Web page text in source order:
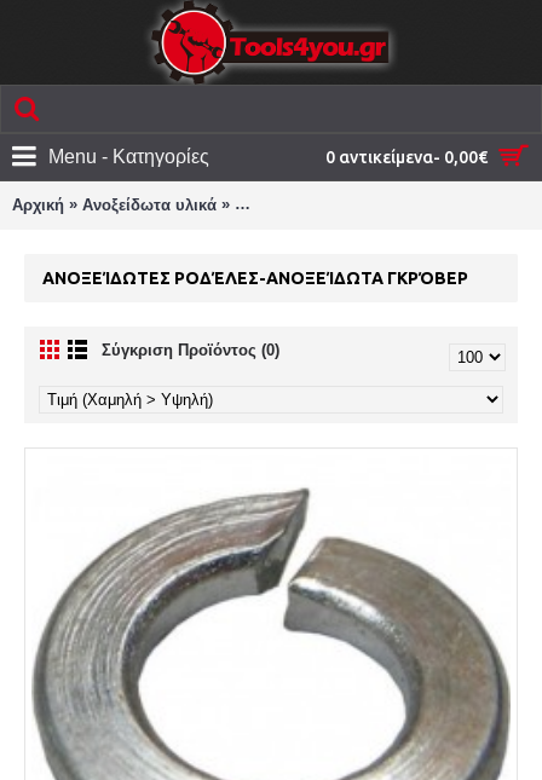
0 αντικείμενα- 0,00€
Menu - Κατηγορίες
Αρχική » Ανοξείδωτα υλικά » Ανοξείδωτες ροδέλες-Ανοξείδωτα
ΑΝΟΞΕΊΔΩΤΕΣ ΡΟΔΈΛΕΣ-ΑΝΟΞΕΊΔΩΤΑ ΓΚΡΌΒΕΡ
Σύγκριση Προϊόντος (0)